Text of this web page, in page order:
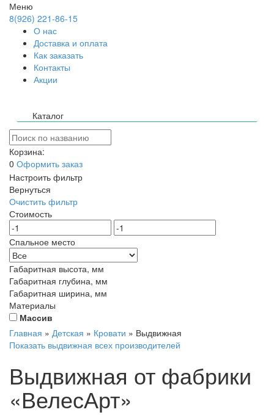
Меню
8(926) 221-86-15
О нас
Доставка и оплата
Как заказать
Контакты
Акции
Каталог
Корзина:
0 Оформить заказ
Настроить фильтр
Вернуться
Очистить фильтр
Стоимость
Спальное место
Габаритная высота, мм
Габаритная глубина, мм
Габаритная ширина, мм
Материалы
Массив
Главная » Детская » Кровати » Выдвижная
Показать выдвижная всех производителей
Выдвижная от фабрики
«ВелесАрт»